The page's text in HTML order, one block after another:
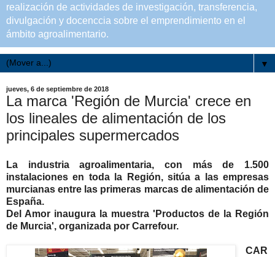
realización de actividades de investigación, transferencia,
divulgación y docenccia sobre el emprendimiento en el
ámbito agroalimentario.
▼
jueves, 6 de septiembre de 2018
La marca 'Región de Murcia' crece en
los lineales de alimentación de los
principales supermercados
La industria agroalimentaria, con más de 1.500
instalaciones en toda la Región, sitúa a las empresas
murcianas entre las primeras marcas de alimentación de
España.
Del Amor inaugura la muestra 'Productos de la Región
de Murcia', organizada por Carrefour.
CAR